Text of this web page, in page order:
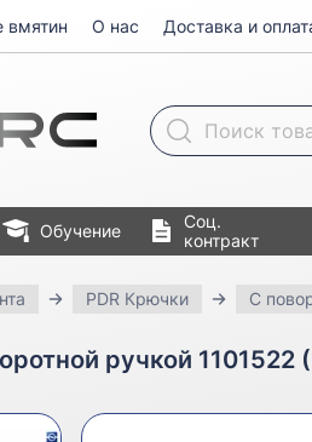
Поиск товара
вмятин О нас Доставка и
Обучение
Соц.
контракт
PDR Крючки С
ручкой